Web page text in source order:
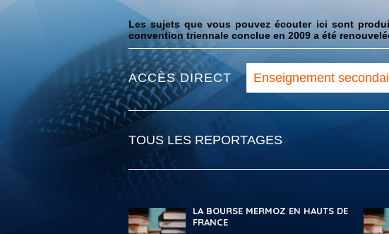
Les sujets que vous pouvez écouter ici sont
convention triennale conclue en 2009 a été
ACCÈS DIRECT Enseignement
et supérieur
TOUS LES REPORTAGES
LA BOURSE MERMOZ EN HAUTS DE
FRANCE